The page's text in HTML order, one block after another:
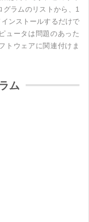
グラムのリストから、1
ンストールするだけで
ュータは問題のあった
トウェアに関連付けま
ム